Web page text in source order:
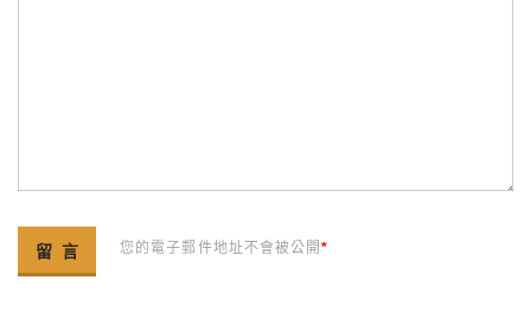
您的電子郵件地址不會被公開*